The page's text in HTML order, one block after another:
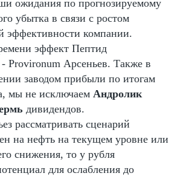
ожидания по прогнозируемому
убытка в связи с ростом
эффективности компании.
эффект Пептид
Provironum Арсеньев. Также в
заводом прибыли по итогам
мы не исключаем Андролик
дивидендов.
рассматривать сценарий
на нефть на текущем уровне или
снижения, то у рубля
для ослабления до